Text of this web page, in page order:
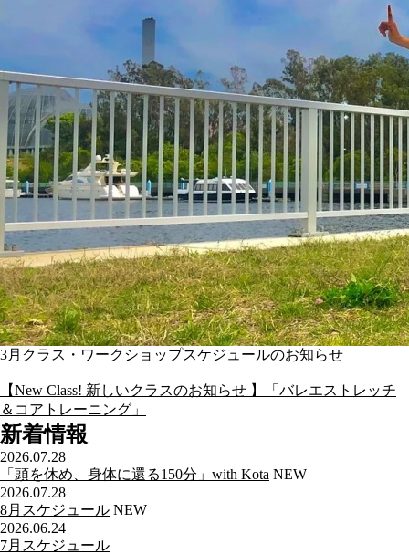
3月クラス・ワークショップスケジュールのお知らせ
【New Class! 新しいクラスのお知らせ 】「バレエストレッチ
＆コアトレーニング」
新着情報
2026.07.28
「頭を休め、身体に還る150分」with Kota NEW
2026.07.28
8月スケジュール NEW
2026.06.24
7月スケジュール